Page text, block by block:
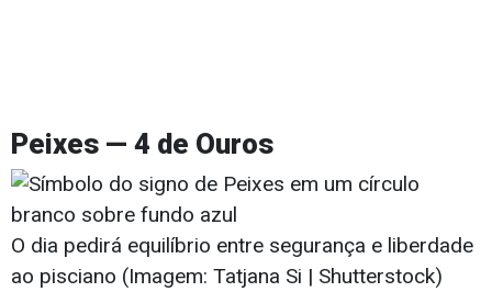
Peixes — 4 de Ouros
O dia pedirá equilíbrio entre segurança e liberdade
ao pisciano (Imagem: Tatjana Si | Shutterstock)